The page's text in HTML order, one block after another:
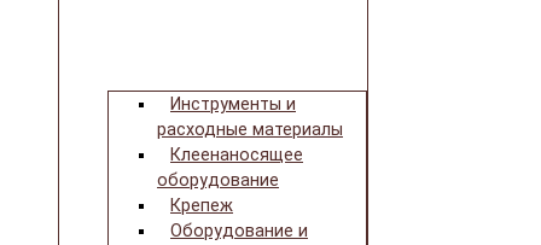
Инструменты и
расходные материалы
Клеенаносящее
оборудование
Крепеж
Оборудование и